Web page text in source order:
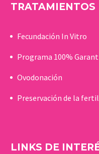
TRATAMIENTOS
Fecundación In Vitro
Programa 100%
Ovodonación
Preservación de la
LINKS DE